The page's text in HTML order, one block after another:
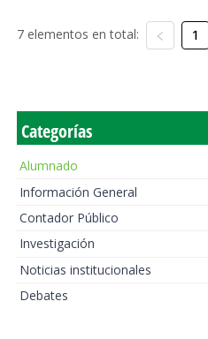
7 elementos en total: 1
Categorías
Alumnado
Información General
Contador Público
Investigación
Noticias institucionales
Debates